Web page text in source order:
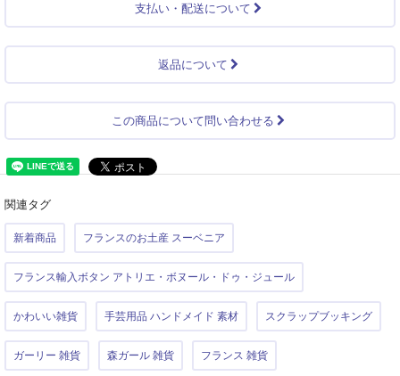
支払い・配送について
返品について
この商品について問い合わせる
関連タグ
新着商品 フランスのお土産 スーベニア
フランス輸入ボタン アトリエ・ボヌール・ドゥ・ジュール
かわいい雑貨 手芸用品 ハンドメイド 素材 スクラップブッキング
ガーリー 雑貨 森ガール 雑貨 フランス 雑貨